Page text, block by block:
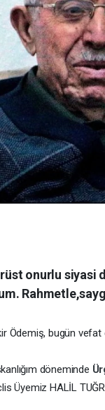
onurlu siyasi
Ödemiş, bugün vefat
döneminde
Üyemiz HALİL